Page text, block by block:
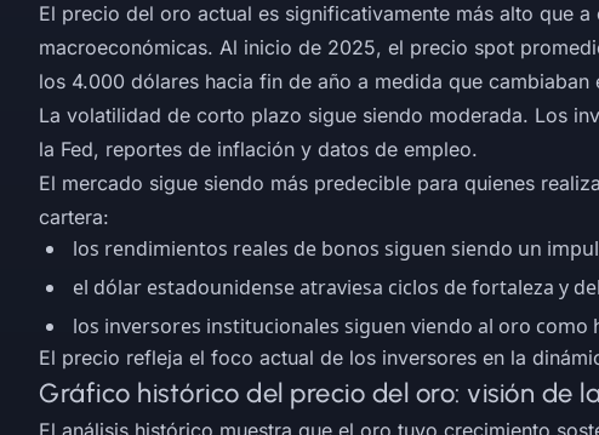
El precio del oro actual es significativamente más alto que
macroeconómicas. Al inicio de 2025, el precio spot
los 4.000 dólares hacia fin de año a medida que
La volatilidad de corto plazo sigue siendo moderada. Los
la Fed, reportes de inflación y datos de empleo.
El mercado sigue siendo más predecible para quienes
cartera:
los rendimientos reales de bonos siguen siendo un
el dólar estadounidense atraviesa ciclos de fortaleza y
los inversores institucionales siguen viendo al oro
El precio refleja el foco actual de los inversores en la
Gráfico histórico del precio del oro: visión de
El análisis histórico muestra que el oro tuvo crecimiento